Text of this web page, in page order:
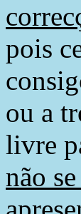
pois
ou a
livre
não